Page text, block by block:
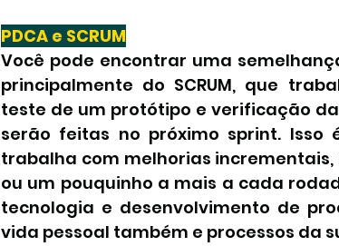
PDCA e SCRUM
Você pode encontrar uma
principalmente do SCRUM, que
teste de um protótipo e verificação
serão feitas no próximo sprint. Isso
trabalha com melhorias
ou um pouquinho a mais a cada
tecnologia e desenvolvimento de
vida pessoal também e processos da